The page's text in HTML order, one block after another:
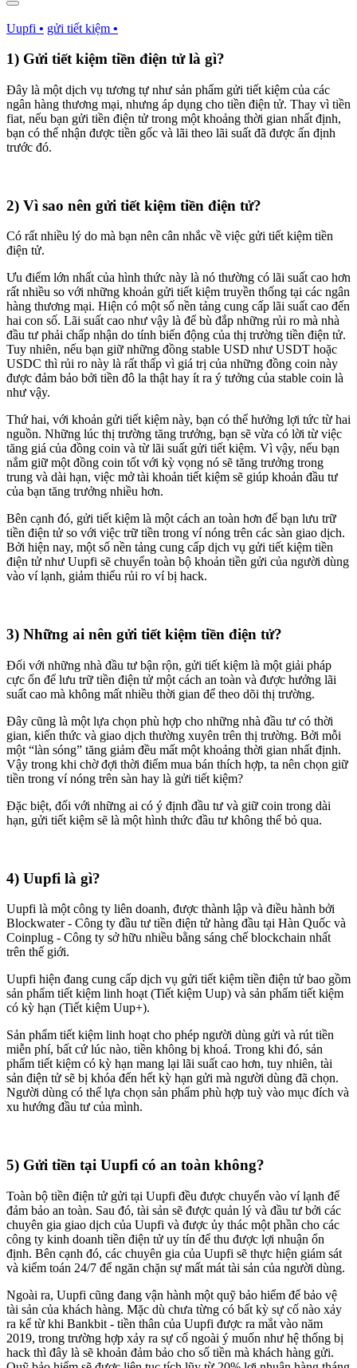
Uupfi • gửi tiết kiệm •
1) Gửi tiết kiệm tiền điện tử là gì?
Đây là một dịch vụ tương tự như sản phẩm gửi tiết kiệm của các
ngân hàng thương mại, nhưng áp dụng cho tiền điện tử. Thay vì tiền
fiat, nếu bạn gửi tiền điện tử trong một khoảng thời gian nhất định,
bạn có thể nhận được tiền gốc và lãi theo lãi suất đã được ấn định
trước đó.
2) Vì sao nên gửi tiết kiệm tiền điện tử?
Có rất nhiều lý do mà bạn nên cân nhắc về việc gửi tiết kiệm tiền
điện tử.
Ưu điểm lớn nhất của hình thức này là nó thường có lãi suất cao hơn
rất nhiều so với những khoản gửi tiết kiệm truyền thống tại các ngân
hàng thương mại. Hiện có một số nền tảng cung cấp lãi suất cao đến
hai con số. Lãi suất cao như vậy là để bù đắp những rủi ro mà nhà
đầu tư phải chấp nhận do tính biến động của thị trường tiền điện tử.
Tuy nhiên, nếu bạn giữ những đồng stable USD như USDT hoặc
USDC thì rủi ro này là rất thấp vì giá trị của những đồng coin này
được đảm bảo bởi tiền đô la thật hay ít ra ý tưởng của stable coin là
như vậy.
Thứ hai, với khoản gửi tiết kiệm này, bạn có thể hưởng lợi tức từ hai
nguồn. Những lúc thị trường tăng trưởng, bạn sẽ vừa có lời từ việc
tăng giá của đồng coin và từ lãi suất gửi tiết kiệm. Vì vậy, nếu bạn
nắm giữ một đồng coin tốt với kỳ vọng nó sẽ tăng trưởng trong
trung và dài hạn, việc mở tài khoản tiết kiệm sẽ giúp khoản đầu tư
của bạn tăng trưởng nhiều hơn.
Bên cạnh đó, gửi tiết kiệm là một cách an toàn hơn để bạn lưu trữ
tiền điện tử so với việc trữ tiền trong ví nóng trên các sàn giao dịch.
Bởi hiện nay, một số nền tảng cung cấp dịch vụ gửi tiết kiệm tiền
điện tử như Uupfi sẽ chuyển toàn bộ khoản tiền gửi của người dùng
vào ví lạnh, giảm thiểu rủi ro ví bị hack.
3) Những ai nên gửi tiết kiệm tiền điện tử?
Đối với những nhà đầu tư bận rộn, gửi tiết kiệm là một giải pháp
cực ổn để lưu trữ tiền điện tử một cách an toàn và được hưởng lãi
suất cao mà không mất nhiều thời gian để theo dõi thị trường.
Đây cũng là một lựa chọn phù hợp cho những nhà đầu tư có thời
gian, kiến thức và giao dịch thường xuyên trên thị trường. Bởi mỗi
một “làn sóng” tăng giảm đều mất một khoảng thời gian nhất định.
Vậy trong khi chờ đợi thời điểm mua bán thích hợp, ta nên chọn giữ
tiền trong ví nóng trên sàn hay là gửi tiết kiệm?
Đặc biệt, đối với những ai có ý định đầu tư và giữ coin trong dài
hạn, gửi tiết kiệm sẽ là một hình thức đầu tư không thể bỏ qua.
4) Uupfi là gì?
Uupfi là một công ty liên doanh, được thành lập và điều hành bởi
Blockwater - Công ty đầu tư tiền điện tử hàng đầu tại Hàn Quốc và
Coinplug - Công ty sở hữu nhiều bằng sáng chế blockchain nhất
trên thế giới.
Uupfi hiện đang cung cấp dịch vụ gửi tiết kiệm tiền điện tử bao gồm
sản phẩm tiết kiệm linh hoạt (Tiết kiệm Uup) và sản phẩm tiết kiệm
có kỳ hạn (Tiết kiệm Uup+).
Sản phẩm tiết kiệm linh hoạt cho phép người dùng gửi và rút tiền
miễn phí, bất cứ lúc nào, tiền không bị khoá. Trong khi đó, sản
phẩm tiết kiệm có kỳ hạn mang lại lãi suất cao hơn, tuy nhiên, tài
sản điện tử sẽ bị khóa đến hết kỳ hạn gửi mà người dùng đã chọn.
Người dùng có thể lựa chọn sản phẩm phù hợp tuỳ vào mục đích và
xu hướng đầu tư của mình.
5) Gửi tiền tại Uupfi có an toàn không?
Toàn bộ tiền điện tử gửi tại Uupfi đều được chuyển vào ví lạnh để
đảm bảo an toàn. Sau đó, tài sản sẽ được quản lý và đầu tư bởi các
chuyên gia giao dịch của Uupfi và được ủy thác một phần cho các
công ty kinh doanh tiền điện tử uy tín để thu được lợi nhuận ổn
định. Bên cạnh đó, các chuyên gia của Uupfi sẽ thực hiện giám sát
và kiểm toán 24/7 để ngăn chặn sự mất mát tài sản của người dùng.
Ngoài ra, Uupfi cũng đang vận hành một quỹ bảo hiểm để bảo vệ
tài sản của khách hàng. Mặc dù chưa từng có bất kỳ sự cố nào xảy
ra kể từ khi Bankbit - tiền thân của Uupfi được ra mắt vào năm
2019, trong trường hợp xảy ra sự cố ngoài ý muốn như hệ thống bị
hack thì đây là sẽ khoản đảm bảo cho số tiền mà khách hàng gửi.